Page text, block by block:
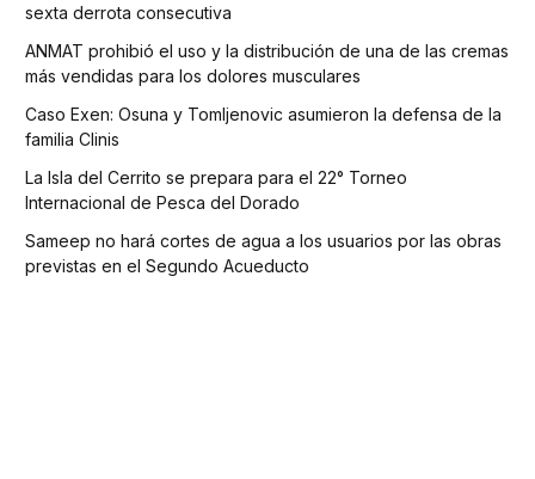
sexta derrota consecutiva
ANMAT prohibió el uso y la distribución de una de las cremas
más vendidas para los dolores musculares
Caso Exen: Osuna y Tomljenovic asumieron la defensa de la
familia Clinis
La Isla del Cerrito se prepara para el 22° Torneo
Internacional de Pesca del Dorado
Sameep no hará cortes de agua a los usuarios por las obras
previstas en el Segundo Acueducto